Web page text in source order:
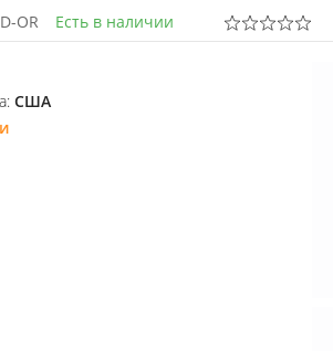
OR Есть в наличии
США